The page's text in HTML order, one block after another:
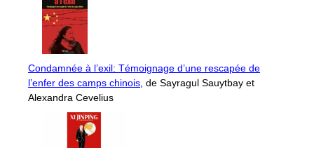
Condamnée à l’exil: Témoignage d’une rescapée de
l’enfer des camps chinois, de Sayragul Sauytbay et
Alexandra Cevelius